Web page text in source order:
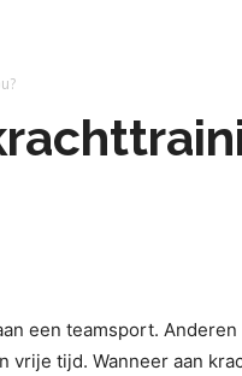
een teamsport.
vrije tijd. Wanneer aan